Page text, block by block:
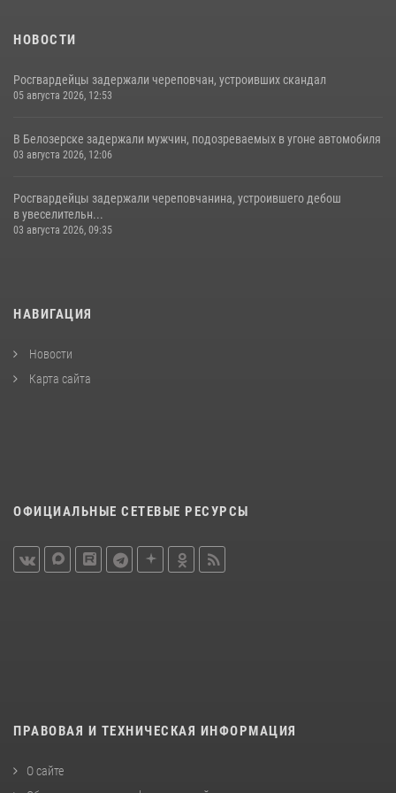
НОВОСТИ
Росгвардейцы задержали череповчан, устроивших скандал
05 августа 2026, 12:53
В Белозерске задержали мужчин, подозреваемых в угоне автомобиля
03 августа 2026, 12:06
Росгвардейцы задержали череповчанина, устроившего дебош
в увеселительн...
03 августа 2026, 09:35
НАВИГАЦИЯ
Новости
Карта сайта
ОФИЦИАЛЬНЫЕ СЕТЕВЫЕ РЕСУРСЫ
ПРАВОВАЯ И ТЕХНИЧЕСКАЯ ИНФОРМАЦИЯ
О сайте